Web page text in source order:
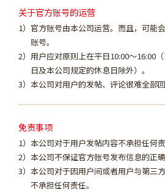
关于官方账号的运营
官方账号由本公司运营。而且，可能
账号。
用户应对原则上在平日10:00～16:00
日及本公司规定的休息日除外）。
本公司对用户的发帖、评论很难全部回
免责事项
本公司对于用户发帖内容不承担任何责
本公司不保证官方账号发布信息的正
本公司对于因用户间或者用户与第三
不承担任何责任。